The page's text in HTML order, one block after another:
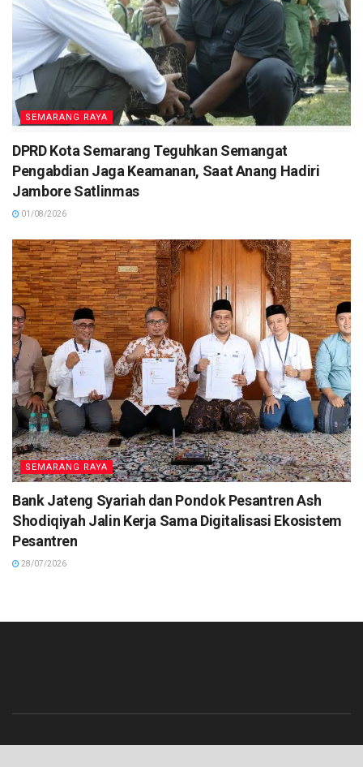
SEMARANG RAYA
DPRD Kota Semarang Teguhkan Semangat
Pengabdian Jaga Keamanan, Saat Anang Hadiri
Jambore Satlinmas
01/08/2026
SEMARANG RAYA
Bank Jateng Syariah dan Pondok Pesantren Ash
Shodiqiyah Jalin Kerja Sama Digitalisasi Ekosistem
Pesantren
28/07/2026